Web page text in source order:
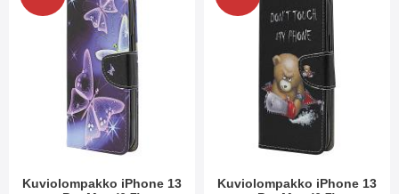
Kuviolompakko iPhone 13
Kuviolompakko iPhone 13